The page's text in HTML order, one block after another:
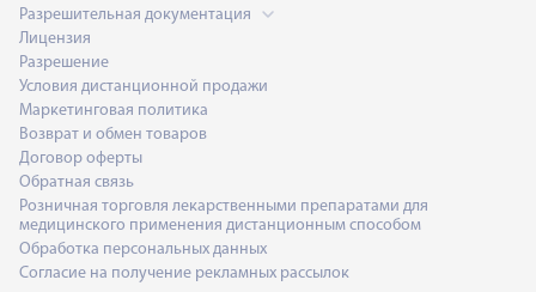
Разрешительная документация
Лицензия
Разрешение
Условия дистанционной продажи
Маркетинговая политика
Возврат и обмен товаров
Договор оферты
Обратная связь
Розничная торговля лекарственными препаратами для
медицинского применения дистанционным способом
Обработка персональных данных
Согласие на получение рекламных рассылок